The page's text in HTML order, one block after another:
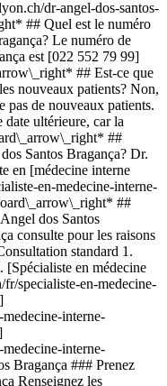
dr-angel-dos-santos-
## Quel est le numéro
Le numéro de
est [022 552 79 99]
## Est-ce que
nouveaux patients? Non,
pas de nouveaux patients.
ultérieure, car la
##
Santos Bragança? Dr.
en [médecine interne
en-medecine-interne-
##
dos Santos
consulte pour les raisons
standard 1. [OneDoc](https://www.onedoc.ch/fr/)/ 2. [Spécialiste en médecine interne générale](https://www.onedoc.ch/fr/specialiste-en-medecine-interne-generale)/ 3. [Canton de Genève](https://www.onedoc.ch/fr/specialiste-en-medecine-interne-generale/canton-de-geneve)/ 4. [Genève](https://www.onedoc.ch/fr/specialiste-en-medecine-interne-generale/geneve)/ 5. Dr. Angel dos Santos Bragança ### Prenez RDV avec Dr. Angel dos Santos Bragança Renseignez les informations suivantes 1 Première consultation? Ceci est ma première consultation avec Dr. dos Santos Bragança Je suis déjà suivi·e par Dr. dos Santos Bragança * * * *touch\_app* Choisissez un créneau horaire *chevron\_left* ven. 07 août *chevron\_right* Voir plus de rendez-vous Créneau horaire Prendre rendez-vous ### Téléchargez l'app OneDoc Prenez rendez-vous en ligne chez un médecin, un dentiste ou un thérapeute proche de vous en Suisse. L'application OneDoc vous permet de gérer tous vos rendez-vous médicaux depuis votre natel, n'importe où et n'importe quand. ![Code QR redirigeant vers l’App Store ou Google Play pour télécharger l’app OneDoc Patients](https://www.onedoc.ch/assets/images/download-app-qr.jpeg) Scannez le QR code pour télécharger l’application [![Téléchargez notre application sur l'App Store!](https://www.onedoc.ch/assets/images/app-store-badge-fr.svg)](https://apps.apple.com/ch/app/onedoc/id1592376413?l=fr)[![Téléchargez notre application sur le Google Play Store!](https://www.onedoc.ch/assets/images/google-play-badge-fr.png)](https://play.google.com/store/apps/details?id=ch.onedoc.patient&hl=fr-CH) *keyboard\_arrow\_right* ## Spécialités associées [Spécialiste en médecine interne générale à Genève](https://www.onedoc.ch/fr/specialiste-en-medecine-interne-generale/geneve)[Spécialiste en médecine interne générale à Carouge](https://www.onedoc.ch/fr/specialiste-en-medecine-interne-generale/carouge)[Spécialiste en médecine interne générale à Morges](https://www.onedoc.ch/fr/specialiste-en-medecine-interne-generale/morges)[Spécialiste en médecine interne générale à Meyrin](https://www.onedoc.ch/fr/specialiste-en-medecine-interne-generale/meyrin)[Spécialiste en médecine interne générale à Écublens VD](https://www.onedoc.ch/fr/specialiste-en-medecine-interne-generale/ecublens?state=VD)[Spécialiste en médecine interne générale à Gland](https://www.onedoc.ch/fr/specialiste-en-medecine-interne-generale/gland)[Spécialiste en médecine interne générale à Onex](https://www.onedoc.ch/fr/specialiste-en-medecine-interne-generale/onex)[Spécialiste en médecine interne générale à Versoix](https://www.onedoc.ch/fr/specialiste-en-medecine-interne-generale/versoix)[Spécialiste en médecine interne générale à Nyon](https://www.onedoc.ch/fr/specialiste-en-medecine-interne-generale/nyon)[Spécialiste en médecine interne générale à Vernier](https://www.onedoc.ch/fr/specialiste-en-medecine-interne-generale/vernier)[Spécialiste en médecine interne générale à Aubonne](https://www.onedoc.ch/fr/specialiste-en-medecine-interne-generale/aubonne)[Spécialiste en médecine interne générale à Thônex](https://www.onedoc.ch/fr/specialiste-en-medecine-interne-generale/thonex)[Spécialiste en médecine interne générale à Chêne-Bourg](https://www.onedoc.ch/fr/specialiste-en-medecine-interne-generale/chene-bourg)[Spécialiste en médecine interne générale à Eysins](https://www.onedoc.ch/fr/specialiste-en-medecine-interne-generale/eysins)[Spécialiste en médecine interne générale à Préverenges](https://www.onedoc.ch/fr/specialiste-en-medecine-interne-generale/preverenges)[Spécialiste en médecine interne générale à Chavannes-près-Renens](https://www.onedoc.ch/fr/specialiste-en-medecine-interne-generale/chavannes-pres-renens)[Spécialiste en médecine interne générale à Meinier](https://www.onedoc.ch/fr/specialiste-en-medecine-interne-generale/meinier)[Spécialiste en médecine interne générale à Plan-les-Ouates](https://www.onedoc.ch/fr/specialiste-en-medecine-interne-generale/plan-les-ouates)[Spécialiste en médecine interne générale à Lancy](https://www.onedoc.ch/fr/specialiste-en-medecine-interne-generale/lancy)[Spécialiste en médecine interne générale à Bussigny](https://www.onedoc.ch/fr/specialiste-en-medecine-interne-generale/bussigny)[Spécialiste en médecine interne générale à Echichens](https://www.onedoc.ch/fr/specialiste-en-medecine-interne-generale/echichens) *keyboard\_arrow\_right* ## Recherches fréquentes [Physiothérapeute à Genève](https://www.onedoc.ch/fr/physiotherapeute/geneve)[Psychologue à Genève](https://www.onedoc.ch/fr/psychologue/geneve)[Médecin généraliste à Genève](https://www.onedoc.ch/fr/medecin-generaliste/geneve)[Thérapeute en drainage lymphatique à Genève](https://www.onedoc.ch/fr/therapeute-en-drainage-lymphatique/geneve)[Masseur classique à Genève](https://www.onedoc.ch/fr/masseur-classique/geneve)[Spécialiste en médecine interne générale à Genève](https://www.onedoc.ch/fr/specialiste-en-medecine-interne-generale/geneve)[Réflexologue à Genève](https://www.onedoc.ch/fr/reflexologue/geneve)[Médecin-dentiste à Genève](https://www.onedoc.ch/fr/medecin-dentiste/geneve)[Acupuncteur à Genève](https://www.onedoc.ch/fr/acupuncteur/geneve)[Spécialiste en Médecine Traditionnelle Chinoise (MTC) à Genève](https://www.onedoc.ch/fr/specialiste-en-medecine-traditionnelle-chinoise-mtc/geneve)[Physiothérapeute du sport à Genève](https://www.onedoc.ch/fr/physiotherapeute-du-sport/geneve)[Masseur thérapeutique à Genève](https://www.onedoc.ch/fr/masseur-therapeutique/geneve)[Psychothérapeute à Genève](https://www.onedoc.ch/fr/psychotherapeute/geneve)[Gynécologue obstétricien à Genève](https://www.onedoc.ch/fr/gynecologue-obstetricien/geneve)[Ostéopathe à Genève](https://www.onedoc.ch/fr/osteopathe/geneve)[Thérapeute en nutrition MCO à Genève](https://www.onedoc.ch/fr/therapeute-en-nutrition-mco/geneve)[Ophtalmologue à Genève](https://www.onedoc.ch/fr/ophtalmologue/geneve)[Pédiatre à Genève](https://www.onedoc.ch/fr/pediatre/geneve)[Thérapeute en nutrition à Genève](https://www.onedoc.ch/fr/therapeute-en-nutrition/geneve)[Thérapeute en hypnose à Genève](https://www.onedoc.ch/fr/therapeute-en-hypnose/geneve)[Spécialiste en médecine esthétique à Genève](https://www.onedoc.ch/fr/specialiste-en-medecine-esthetique/geneve) *keyboard\_arrow\_right* ## Annuaire des professionnels de santé suisses [Liste des praticiens](https://www.onedoc.ch/fr/annuaire) [A](https://www.onedoc.ch/fr/annuaire/A) [B](https://www.onedoc.ch/fr/annuaire/B) [C](https://www.onedoc.ch/fr/annuaire/C) [D](https://www.onedoc.ch/fr/annuaire/D) [E](https://www.onedoc.ch/fr/annuaire/E) [F](https://www.onedoc.ch/fr/annuaire/F) [G](https://www.onedoc.ch/fr/annuaire/G) [H](https://www.onedoc.ch/fr/annuaire/H) [I](https://www.onedoc.ch/fr/annuaire/I) [J](https://www.onedoc.ch/fr/annuaire/J) [K](https://www.onedoc.ch/fr/annuaire/K) [L](https://www.onedoc.ch/fr/annuaire/L) [M](https://www.onedoc.ch/fr/annuaire/M) [N](https://www.onedoc.ch/fr/annuaire/N) [O](https://www.onedoc.ch/fr/annuaire/O) [P](https://www.onedoc.ch/fr/annuaire/P) [Q](https://www.onedoc.ch/fr/annuaire/Q) [R](https://www.onedoc.ch/fr/annuaire/R) [S](https://www.onedoc.ch/fr/annuaire/S) [T](https://www.onedoc.ch/fr/annuaire/T) [U](https://www.onedoc.ch/fr/annuaire/U) [V](https://www.onedoc.ch/fr/annuaire/V) [W](https://www.onedoc.ch/fr/annuaire/W) [X](https://www.onedoc.ch/fr/annuaire/X) [Y](https://www.onedoc.ch/fr/annuaire/Y) [Z](https://www.onedoc.ch/fr/annuaire/Z) ## OneDoc [Pour les professionnels de santé](https://info.onedoc.ch/fr/) [À propos de nous](https://info.onedoc.ch/fr/raison-d-etre/) [Presse](https://info.onedoc.ch/fr/presse/) [Carrières](https://career.onedoc.ch/fr) [Centre de confidentialité](https://privacy.onedoc.ch/fr/) [Gestion des cookies](javascript:Didomi.preferences.show%28%29) [Centre d'aide](https://help.onedoc.ch/fr/) ## Langues [Deutsch](https://www.onedoc.ch/de/facharzt-fur-allgemeine-innere-medizin/genf/pcyr8/dr-angel-dos-santos-braganca) [Français](https://www.onedoc.ch/fr/specialiste-en-medecine-interne-generale/geneve/pcyr8/dr-angel-dos-santos-braganca) [Italiano](https://www.onedoc.ch/it/specialista-in-medicina-interna-generale/ginevra/pcyr8/dr-angel-dos-santos-braganca) [English](https://www.onedoc.ch/en/specialist-in-general-internal-medicine/geneva/pcyr8/dr-angel-dos-santos-braganca) ## Spécialités associées [Spécialiste en médecine interne générale à Genève](https://www.onedoc.ch/fr/specialiste-en-medecine-interne-generale/geneve) [Spécialiste en médecine interne générale à Carouge](https://www.onedoc.ch/fr/specialiste-en-medecine-interne-generale/carouge) [Spécialiste en médecine interne générale à Morges](https://www.onedoc.ch/fr/specialiste-en-medecine-interne-generale/morges) [Spécialiste en médecine interne générale à Meyrin](https://www.onedoc.ch/fr/specialiste-en-medecine-interne-generale/meyrin) [Spécialiste en médecine interne générale à Écublens VD](https://www.onedoc.ch/fr/specialiste-en-medecine-interne-generale/ecublens?state=VD) [Spécialiste en médecine interne générale à Gland](https://www.onedoc.ch/fr/specialiste-en-medecine-interne-generale/gland) [Spécialiste en médecine interne générale à Onex](https://www.onedoc.ch/fr/specialiste-en-medecine-interne-generale/onex) [Spécialiste en médecine interne générale à Versoix](https://www.onedoc.ch/fr/specialiste-en-medecine-interne-generale/versoix) [Spécialiste en médecine interne générale à Nyon](https://www.onedoc.ch/fr/specialiste-en-medecine-interne-generale/nyon) [Spécialiste en médecine interne générale à Vernier](https://www.onedoc.ch/fr/specialiste-en-medecine-interne-generale/vernier) [Spécialiste en médecine interne générale à Aubonne](https://www.onedoc.ch/fr/specialiste-en-medecine-interne-generale/aubonne) [Spécialiste en médecine interne générale à Thônex](https://www.onedoc.ch/fr/specialiste-en-medecine-interne-generale/thonex) [Spécialiste en médecine interne générale à Chêne-